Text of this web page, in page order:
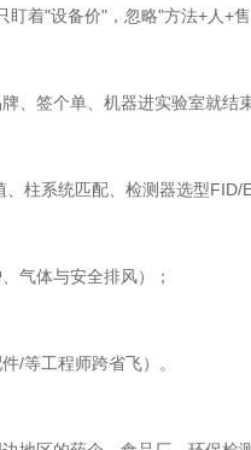
着"设备价"，忽略"方法+人+
签个单、机器进实验室就结
系统匹配、检测器选型FID/
体与安全排风）；
等工程师跨省飞）。